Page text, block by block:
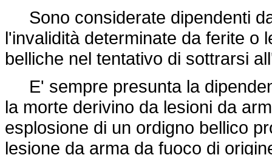
Sono considerate dipendenti
l'invalidità determinate da ferite o
belliche nel tentativo di sottrarsi
E' sempre presunta la
la morte derivino da lesioni da
esplosione di un ordigno bellico
lesione da arma da fuoco di